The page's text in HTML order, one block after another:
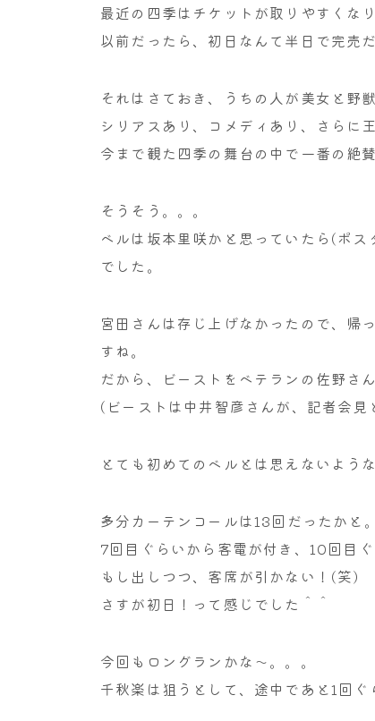
最近の四季はチケットが取りやすくなり
以前だったら、初日なんて半日で完売
それはさておき、うちの人が美女と野
シリアスあり、コメディあり、さらに
今まで観た四季の舞台の中で一番の絶
そうそう。。。
ベルは坂本里咲かと思っていたら(ポ
でした。
宮田さんは存じ上げなかったので、帰
すね。
だから、ビーストをベテランの佐野さ
(ビーストは中井智彦さんが、記者会
とても初めてのベルとは思えないよう
多分カーテンコールは13回だったかと。
7回目ぐらいから客電が付き、10回目
もし出しつつ、客席が引かない！(笑)
さすが初日！って感じでした＾＾
今回もロングランかな～。。。
千秋楽は狙うとして、途中であと1回ぐ